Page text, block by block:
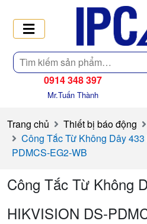
Tìm
kiếm
0914 348 397
Mr.Tuấn Thành
Trang chủ Thiết bị báo động
Công Tắc Từ Không Dây
PDMCS-EG2-WB
Công Tắc Từ Không
HIKVISION DS-